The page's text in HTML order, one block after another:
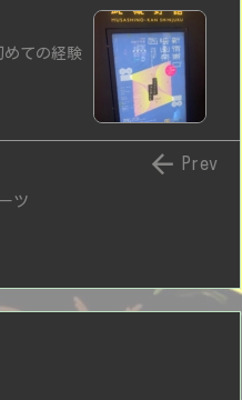
めての経験
ツ
 Prev